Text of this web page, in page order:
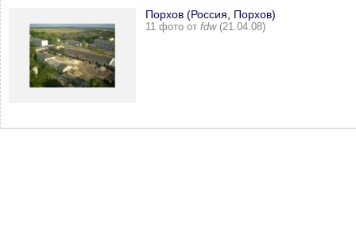
Порхов (Россия, Порхов)
11 фото от fdw(21.04.08)